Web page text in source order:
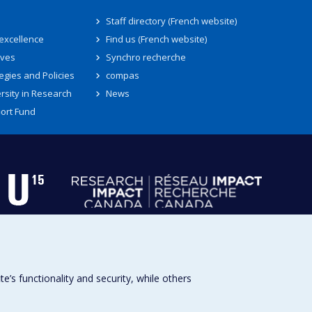
and Policies
in Research
Fund
Staff directory (French website)
Find us (French website)
Synchro recherche
compas
News
functionality and security, while others